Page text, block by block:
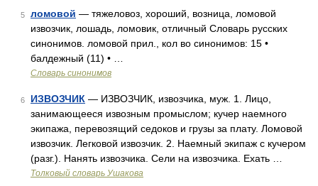
5 ломовой — тяжеловоз, хороший, возница, ломовой
извозчик, лошадь, ломовик, отличный Словарь русских
синонимов. ломовой прил., кол во синонимов: 15 •
балдежный (11) • …
Словарь синонимов
6 ИЗВОЗЧИК — ИЗВОЗЧИК, извозчика, муж. 1. Лицо,
занимающееся извозным промыслом; кучер наемного
экипажа, перевозящий седоков и грузы за плату. Ломовой
извозчик. Легковой извозчик. 2. Наемный экипаж с кучером
(разг.). Нанять извозчика. Сели на извозчика. Ехать …
Толковый словарь Ушакова